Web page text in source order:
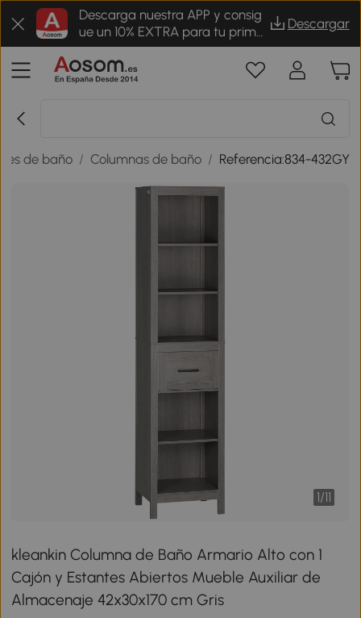
Descarga nuestra APP y consig
ue un 10% EXTRA para tu prime
r pedido
Descargar
de baño / Columnas de baño / Referencia:834-432GY
1/11
kleankin Columna de Baño Armario Alto con 1
Cajón y Estantes Abiertos Mueble Auxiliar de
Almacenaje 42x30x170 cm Gris